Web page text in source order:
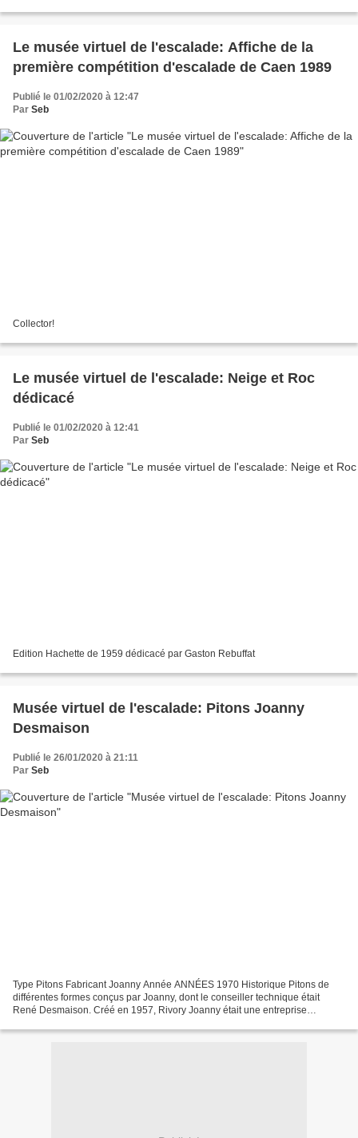
Le musée virtuel de l'escalade: Affiche de la
première compétition d'escalade de Caen 1989
Publié le 01/02/2020 à 12:47
Par Seb
Collector!
Le musée virtuel de l'escalade: Neige et Roc
dédicacé
Publié le 01/02/2020 à 12:41
Par Seb
Edition Hachette de 1959 dédicacé par Gaston Rebuffat
Musée virtuel de l'escalade: Pitons Joanny
Desmaison
Publié le 26/01/2020 à 21:11
Par Seb
Type Pitons Fabricant Joanny Année ANNÉES 1970 Historique Pitons de
différentes formes conçus par Joanny, dont le conseiller technique était
René Desmaison. Créé en 1957, Rivory Joanny était une entreprise